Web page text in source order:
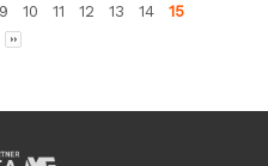
9 10 11 12 13 14 15